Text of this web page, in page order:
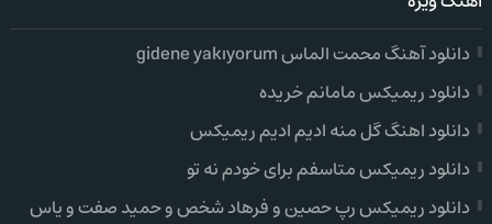
دانلود آهنگ محمت الماس gidene yakıyorum
دانلود ریمیکس مامانم خریده
دانلود اهنگ گل منه ادیم ادیم ریمیکس
دانلود ریمیکس متاسفم برای خودم نه تو
دانلود ریمیکس رپ حصین و فرهاد شخص و حمید صفت و یاس